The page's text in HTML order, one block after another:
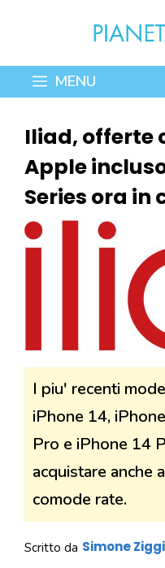
contenuto
MENU
Iliad, offerte
Apple
Series ora in
I piu' recenti
iPhone 14,
Pro e iPhone 14
acquistare anche
comode rate.
Scritto da Simone